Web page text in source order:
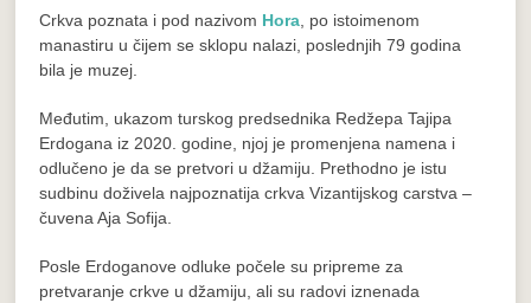
Crkva poznata i pod nazivom Hora, po istoimenom
manastiru u čijem se sklopu nalazi, poslednjih 79 godina
bila je muzej.
Međutim, ukazom turskog predsednika Redžepa Tajipa
Erdogana iz 2020. godine, njoj je promenjena namena i
odlučeno je da se pretvori u džamiju. Prethodno je istu
sudbinu doživela najpoznatija crkva Vizantijskog carstva –
čuvena Aja Sofija.
Posle Erdoganove odluke počele su pripreme za
pretvaranje crkve u džamiju, ali su radovi iznenada